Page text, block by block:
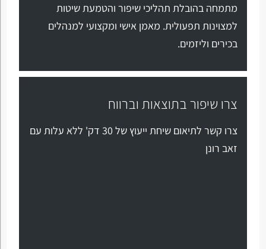
מתמחה בהובלת תהליכי שיפור והטמעת שיטות
למצוינות תפעולית. מאמן אישי ומקצועי למנהלים
בכירים וליזמים.
צרו שיפור בתוצאות וברווח
צרו קשר לתיאום שיחת ייעוץ של 30 דק' ללא עלות עם
זאב רונן